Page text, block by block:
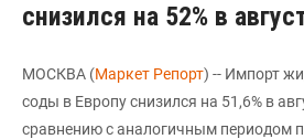
снизился на 52% в
МОСКВА (Маркет Репорт) -- Импорт
соды в Европу снизился на 51,6% в
сравнению с аналогичным периодом